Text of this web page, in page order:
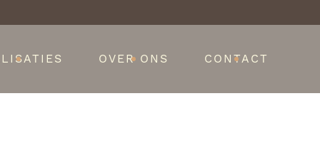
OVER ONS CONTACT